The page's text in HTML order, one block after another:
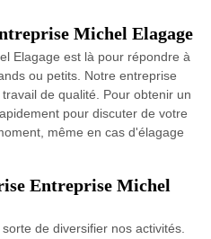
Michel Elagage
Elagage est là pour répondre à
ou petits. Notre entreprise
de qualité. Pour obtenir un
pour discuter de votre
même en cas d'élagage
Entreprise Michel
de diversifier nos activités.